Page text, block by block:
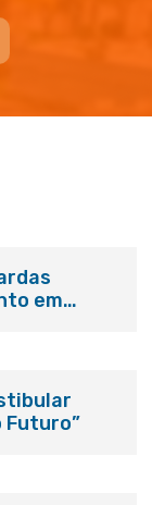
em
Futuro”